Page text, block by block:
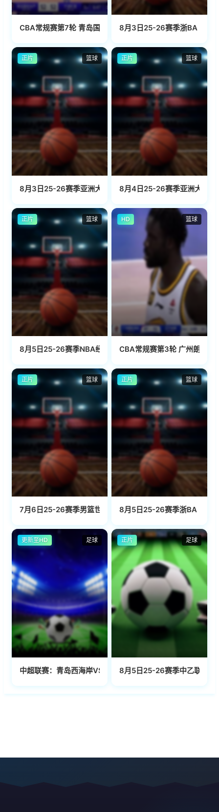
CBA常规赛第7轮 青岛国信水产VS宁波町渥 20231107(科源)
8月3日25-26赛季浙BA 江山
篮球
正片
8月3日25-26赛季亚洲大学生篮球联赛 白鸥大学VS菲律宾大
篮球
正片
8月4日25-26赛季亚洲大学生
篮球
正片
8月5日25-26赛季NBA经典赛事 马刺VS雷霆
篮球
HD
CBA常规赛第3轮 广州朗肽
篮球
正片
7月6日25-26赛季男篮世预赛美洲赛区 乌拉圭VS古巴
篮球
正片
8月5日25-26赛季浙BA 三门
足球
更新至HD
中超联赛：青岛西海岸VS青岛海牛20260802
足球
正片
8月5日25-26赛季中乙联赛